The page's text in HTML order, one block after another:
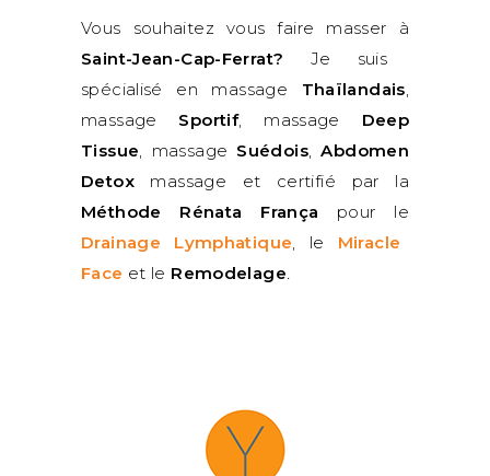
Vous souhaitez vous faire masser à
Saint-Jean-Cap-Ferrat? Je suis
spécialisé en massage Thaïlandais
massage Sportif, massage Deep
Tissue , massage Suédois,Abdomen
Detox massage et certifié par la
Méthode Rénata França pour le
Drainage Lymphatique , le Miracle
Face et le Remodelage.